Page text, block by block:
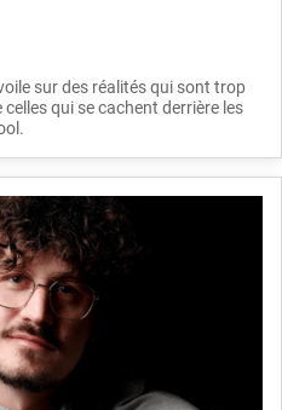
sur des réalités qui sont trop
qui se cachent derrière les